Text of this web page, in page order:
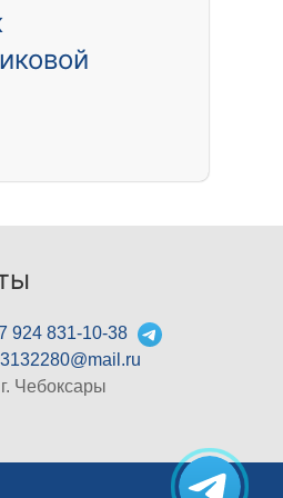
924 831-10-38
Чебоксары